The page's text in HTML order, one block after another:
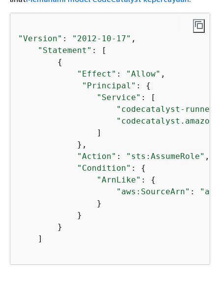
"Version" : "2012-10-17" ,
"Statement" : [
{
"Effect" : "Allow" ,
"Principal" : {
"Service" : [
"codecatalyst-
                ]
            },
"Action" : "sts:AssumeRole" ,
"Condition" : {
"ArnLike" : {
"aws:SourceArn" :
                }
            }
        }
    ]